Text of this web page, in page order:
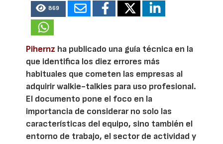
869
Pihernz ha publicado una guía técnica en la
que identifica los diez errores más
habituales que cometen las empresas al
adquirir walkie-talkies para uso profesional.
El documento pone el foco en la
importancia de considerar no solo las
características del equipo, sino también el
entorno de trabajo, el sector de actividad y